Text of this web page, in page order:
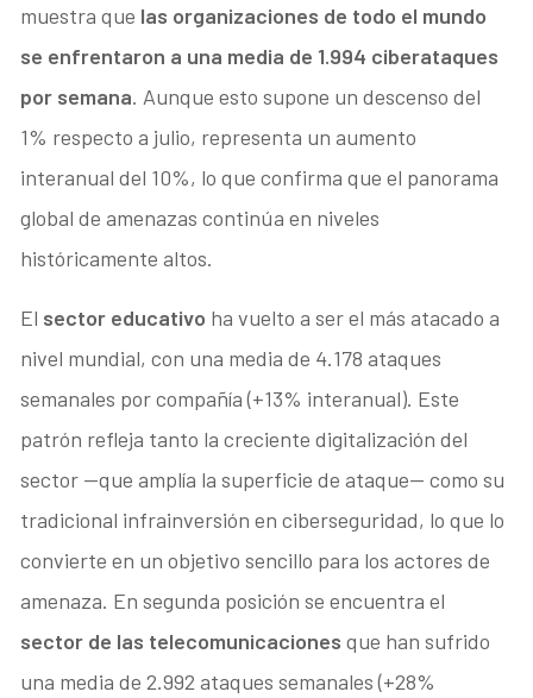
muestra que las organizaciones de todo el mundo
se enfrentaron a una media de 1.994 ciberataques
por semana. Aunque esto supone un descenso del
1% respecto a julio, representa un aumento
interanual del 10%, lo que confirma que el panorama
global de amenazas continúa en niveles
históricamente altos.
El sector educativo ha vuelto a ser el más atacado a
nivel mundial, con una media de 4.178 ataques
semanales por compañía (+13% interanual). Este
patrón refleja tanto la creciente digitalización del
sector —que amplía la superficie de ataque— como su
tradicional infrainversión en ciberseguridad, lo que lo
convierte en un objetivo sencillo para los actores de
amenaza. En segunda posición se encuentra el
sector de las telecomunicaciones que han sufrido
una media de 2.992 ataques semanales (+28%